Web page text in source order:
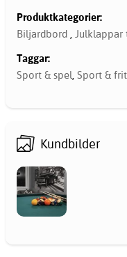
Produktkategorier:
Biljardbord
Taggar:
Sport & spel Sport &
Kundbilder